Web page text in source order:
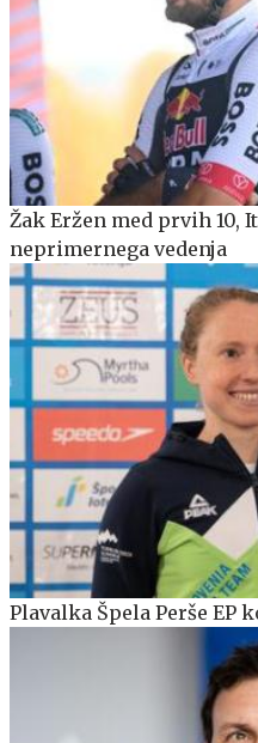
Žak Eržen med prvih 10,
neprimernega vedenja
Plavalka Špela Perše EP